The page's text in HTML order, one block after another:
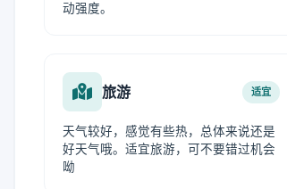
动强度。
旅游 适宜
天气较好，感觉有些热，总体来说还是
好天气哦。适宜旅游，可不要错过机会
呦